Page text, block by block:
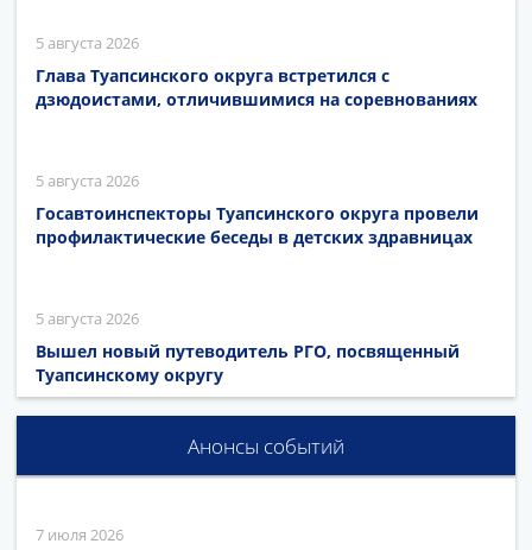
5 августа 2026
Глава Туапсинского округа встретился с
дзюдоистами, отличившимися на соревнованиях
5 августа 2026
Госавтоинспекторы Туапсинского округа провели
профилактические беседы в детских здравницах
5 августа 2026
Вышел новый путеводитель РГО, посвященный
Туапсинскому округу
Анонсы событий
7 июля 2026